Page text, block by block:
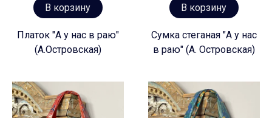
В корзину
Платок "А у нас в раю"
(А.Островская)
В корзину
Сумка стеганая "А у нас
в раю" (А. Островская)